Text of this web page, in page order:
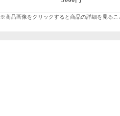
※商品画像をクリックすると商品の詳細を見るこ